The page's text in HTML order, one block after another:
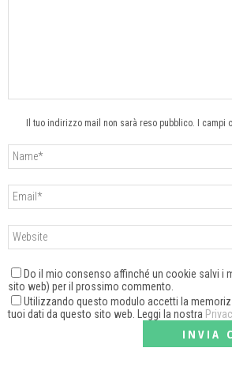
Il tuo indirizzo mail non sarà reso pubblico. I
Do il mio consenso affinché un cookie salvi i
sito web) per il prossimo commento.
Utilizzando questo modulo accetti la
tuoi dati da questo sito web. Leggi la nostra